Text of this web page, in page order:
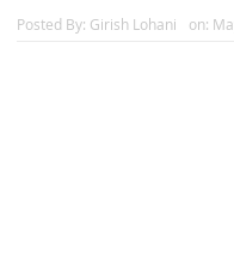
Posted By: Girish Lohani on: